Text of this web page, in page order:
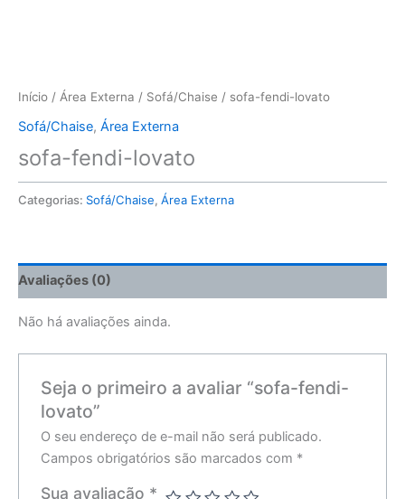
Início / Área Externa / Sofá/Chaise / sofa-fendi-lovato
Sofá/Chaise, Área Externa
sofa-fendi-lovato
Categorias: Sofá/Chaise, Área Externa
Avaliações (0)
Não há avaliações ainda.
Seja o primeiro a avaliar “sofa-fendi-
lovato”
O seu endereço de e-mail não será publicado.
Campos obrigatórios são marcados com *
Sua avaliação *